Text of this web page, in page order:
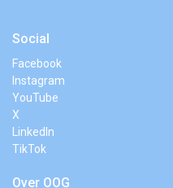
Social
Facebook
Instagram
YouTube
X
LinkedIn
TikTok
Over OOG